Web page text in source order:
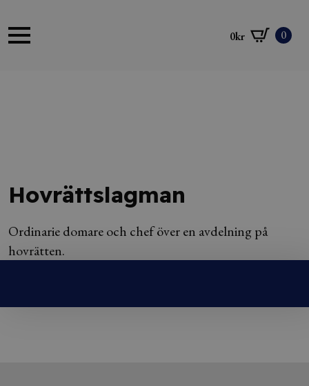
0kr 0
Hovrättslagman
Ordinarie domare och chef över en avdelning på
hovrätten.